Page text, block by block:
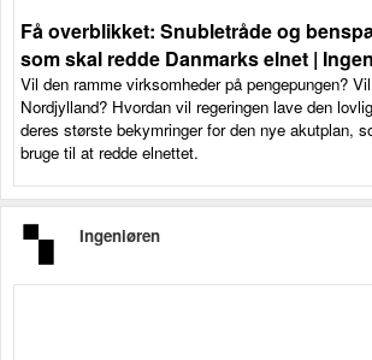
Få overblikket: Snubletråde og
som skal redde Danmarks elnet |
Vil den ramme virksomheder på pengepungen?
Nordjylland? Hvordan vil regeringen lave den
deres største bekymringer for den nye akutplan,
bruge til at redde elnettet.
Ingeniøren